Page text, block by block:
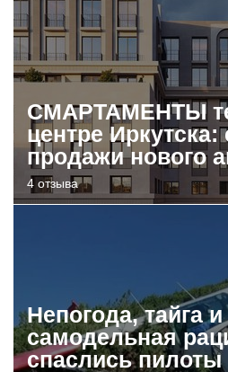
СМАРТАМЕНТЫ
центре Иркутска:
продажи нового
4 отзыва
Непогода, тайга и
самодельная
спаслись